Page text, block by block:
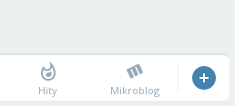
Hity Mikroblog